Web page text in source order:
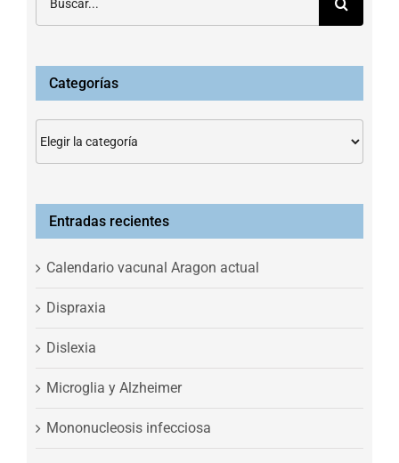
Categorías
Entradas recientes
Calendario vacunal Aragon actual
Dispraxia
Dislexia
Microglia y Alzheimer
Mononucleosis infecciosa